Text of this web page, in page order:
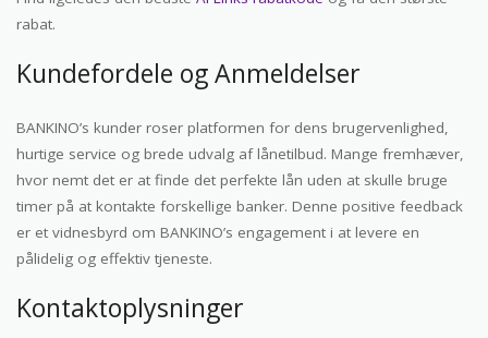
rabat.
Kundefordele og Anmeldelser
BANKINO’s kunder roser platformen for dens brugervenlighed,
hurtige service og brede udvalg af lånetilbud. Mange fremhæver,
hvor nemt det er at finde det perfekte lån uden at skulle bruge
timer på at kontakte forskellige banker. Denne positive feedback
er et vidnesbyrd om BANKINO’s engagement i at levere en
pålidelig og effektiv tjeneste.
Kontaktoplysninger